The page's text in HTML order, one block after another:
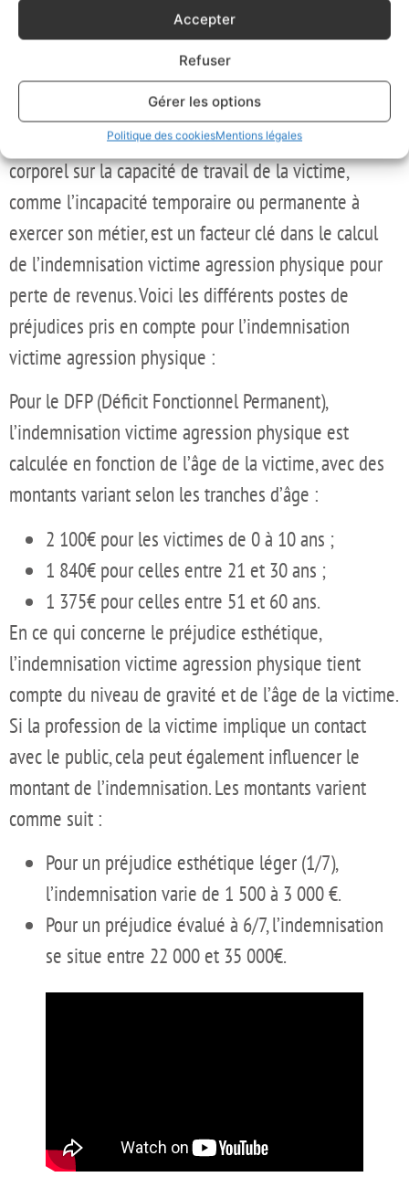
Accepter
Refuser
Gérer les options
Politique des cookiesMentions légales
l’indemnisation est déterminée individuellement.
Pour une indemnisation victime agression physique,
l’âge et la situation personnelle de la victime
influencent significativement le montant de
l’indemnisation. De même, l’impact du préjudice
corporel sur la capacité de travail de la victime,
comme l’incapacité temporaire ou permanente à
exercer son métier, est un facteur clé dans le calcul
de l’indemnisation victime agression physique pour
perte de revenus. Voici les différents postes de
préjudices pris en compte pour l’indemnisation
victime agression physique :
Pour le DFP (Déficit Fonctionnel Permanent),
l’indemnisation victime agression physique est
calculée en fonction de l’âge de la victime, avec des
montants variant selon les tranches d’âge :
2 100€ pour les victimes de 0 à 10 ans ;
1 840€ pour celles entre 21 et 30 ans ;
1 375€ pour celles entre 51 et 60 ans.
En ce qui concerne le préjudice esthétique,
l’indemnisation victime agression physique tient
compte du niveau de gravité et de l’âge de la victime.
Si la profession de la victime implique un contact
avec le public, cela peut également influencer le
montant de l’indemnisation. Les montants varient
comme suit :
Pour un préjudice esthétique léger (1/7),
l’indemnisation varie de 1 500 à 3 000 €.
Pour un préjudice évalué à 6/7, l’indemnisation
se situe entre 22 000 et 35 000€.